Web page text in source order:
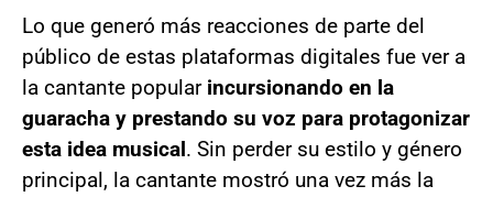
Lo que generó más reacciones de parte del
público de estas plataformas digitales fue ver a
la cantante popular incursionando en la
guaracha y prestando su voz para protagonizar
esta idea musical. Sin perder su estilo y género
principal, la cantante mostró una vez más la